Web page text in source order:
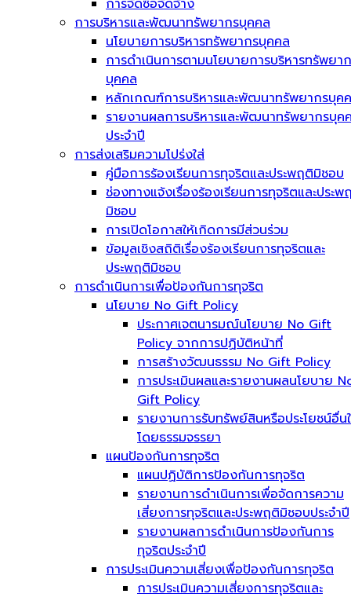
การจัดซื้อจัดจ้าง
การบริหารและพัฒนาทรัพยากรบุคคล
นโยบายการบริหารทรัพยากรบุคคล
การดำเนินการตามนโยบายการบริหารทรัพยา
บุคคล
หลักเกณฑ์การบริหารและพัฒนาทรัพยากรบุค
รายงานผลการบริหารและพัฒนาทรัพยากรบุค
ประจำปี
การส่งเสริมความโปร่งใส่
คู่มือการร้องเรียนการทุจริตและประพฤติมิชอบ
ช่องทางแจ้งเรื่องร้องเรียนการทุจริตและประพ
มิชอบ
การเปิดโอกาสให้เกิดการมีส่วนร่วม
ข้อมูลเชิงสถิติเรื่องร้องเรียนการทุจริตและ
ประพฤติมิชอบ
การดำเนินการเพื่อป้องกันการทุจริต
นโยบาย No Gift Policy
ประกาศเจตนารมณ์นโยบาย No Gift
Policy จากการปฏิบัติหน้าที่
การสร้างวัฒนธรรม No Gift Policy
การประเมินผลและรายงานผลนโยบาย
Gift Policy
รายงานการรับทรัพย์สินหรือประโยชน์อื่น
โดยธรรมจรรยา
แผนป้องกันการทุจริต
แผนปฏิบัติการป้องกันการทุจริต
รายงานการดำเนินการเพื่อจัดการความ
เสี่ยงการทุจริตและประพฤติมิชอบประจำปี
รายงานผลการดำเนินการป้องกันการ
ทุจริตประจำปี
การประเมินความเสี่ยงเพื่อป้องกันการทุจริต
การประเมินความเสี่ยงการทุจริตและ